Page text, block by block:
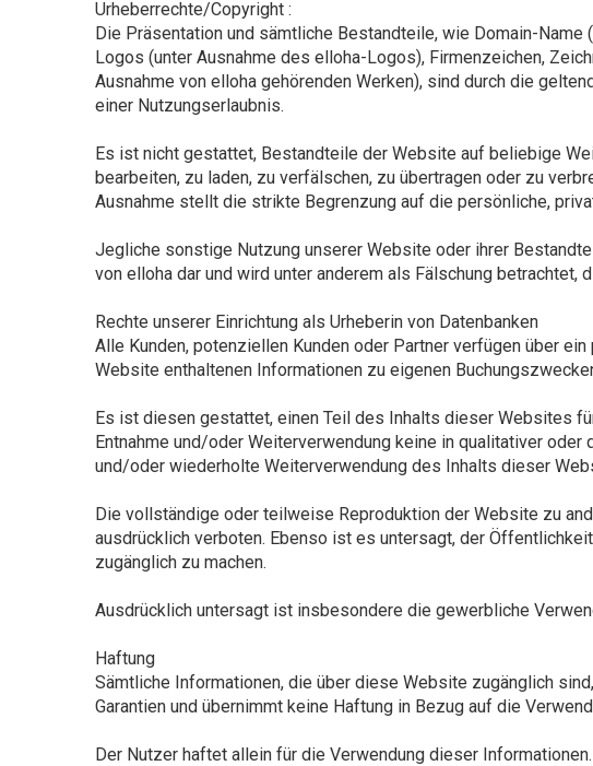
Urheberrechte/Copyright :
Die Präsentation und sämtliche Bestandteile, wie Domain-Name
Logos (unter Ausnahme des elloha-Logos), Firmenzeichen,
Ausnahme von elloha gehörenden Werken), sind durch die
einer Nutzungserlaubnis.
Es ist nicht gestattet, Bestandteile der Website auf beliebige
bearbeiten, zu laden, zu verfälschen, zu übertragen oder zu
Ausnahme stellt die strikte Begrenzung auf die persönliche,
Jegliche sonstige Nutzung unserer Website oder ihrer
von elloha dar und wird unter anderem als Fälschung
Rechte unserer Einrichtung als Urheberin von Datenbanken
Alle Kunden, potenziellen Kunden oder Partner verfügen über
Website enthaltenen Informationen zu eigenen
Es ist diesen gestattet, einen Teil des Inhalts dieser Websites
Entnahme und/oder Weiterverwendung keine in qualitativer
und/oder wiederholte Weiterverwendung des Inhalts dieser
Die vollständige oder teilweise Reproduktion der Website zu
ausdrücklich verboten. Ebenso ist es untersagt, der
zugänglich zu machen.
Ausdrücklich untersagt ist insbesondere die gewerbliche
Haftung
Sämtliche Informationen, die über diese Website zugänglich
Garantien und übernimmt keine Haftung in Bezug auf die
Der Nutzer haftet allein für die Verwendung dieser Informationen.